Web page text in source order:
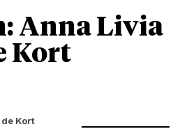
Anna Livia
Kort
Kort